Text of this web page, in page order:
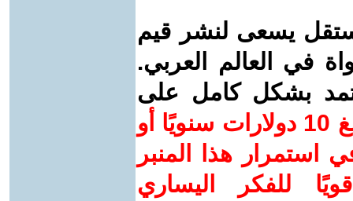
يسعى لنشر قيم
في العالم العربي.
بشكل كامل على
ساهم/ي معنا! بدعمكم بمبلغ 10 دولارات سنويًا أو
استمرار هذا المنبر
للفكر اليساري